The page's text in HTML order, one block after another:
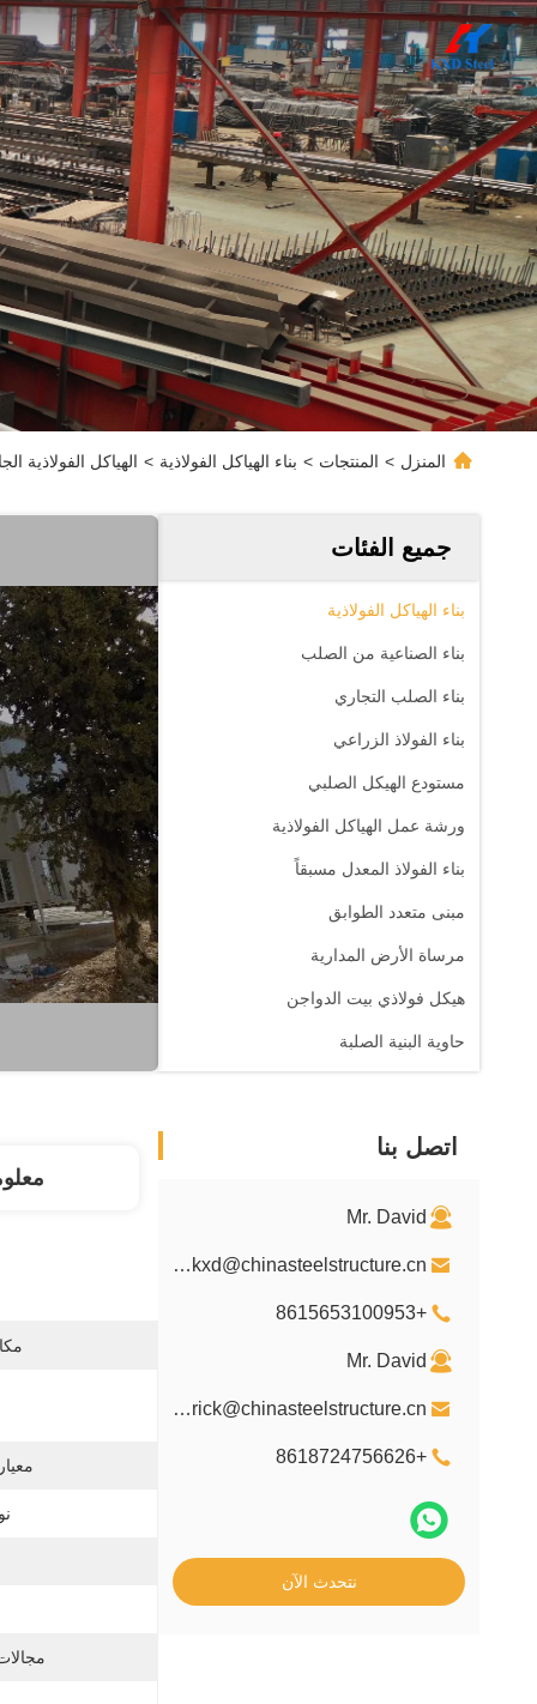
المنزل > المنتجات > بناء الهياكل الفولاذية > الهياكل الفولاذية
جميع الفئات
بناء الهياكل الفولاذية
بناء الصناعية من الصلب
بناء الصلب التجاري
بناء الفولاذ الزراعي
مستودع الهيكل الصلبي
ورشة عمل الهياكل الفولاذية
بناء الفولاذ المعدل مسبقاً
مبنى متعدد الطوابق
مرساة الأرض المدارية
هيكل فولاذي بيت الدواجن
حاوية البنية الصلبة
اتصل بنا
Mr. David
davidkxd@chinasteelstructure.cn
+8615653100953
Mr. David
kxdpatrick@chinasteelstructure.cn
+8618724756626
نتحدث الآن